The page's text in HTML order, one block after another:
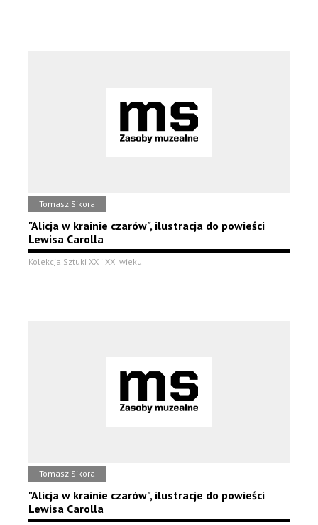
Tomasz Sikora
"Alicja w krainie czarów", ilustracja do powieści
Lewisa Carolla
Kolekcja Sztuki XX i XXI wieku
Tomasz Sikora
"Alicja w krainie czarów", ilustracje do powieści
Lewisa Carolla